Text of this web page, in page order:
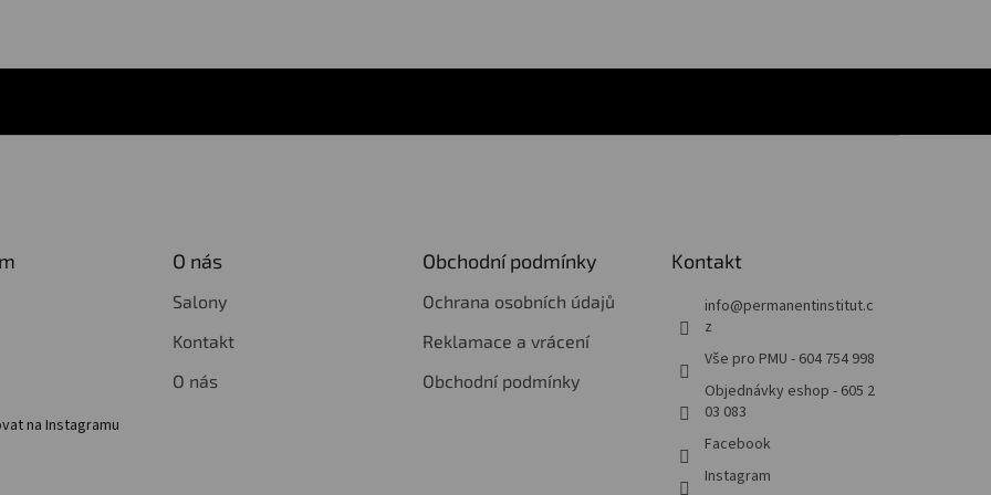
na Instagramu
O nás
Salony
Kontakt
O nás
Obchodní podmínky
Ochrana osobních údajů
Reklamace a vrácení
Obchodní podmínky
Kontakt
info@permanentinstitut.c
z
Vše pro PMU - 604 754 998
Objednávky eshop - 605 2
03 083
Facebook
Instagram